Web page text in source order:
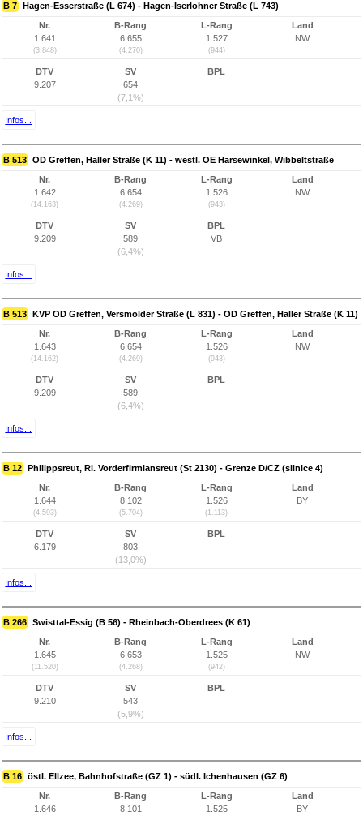
B 7 Hagen-Esserstraße (L 674) - Hagen-Iserlohner Straße (L 743)
Nr.
1.641
(3.848)
B-Rang
6.655
(4.270)
L-Rang
1.527
(944)
Land
NW
DTV
9.207
SV
654
(7,1%)
BPL
Infos...
B 513 OD Greffen, Haller Straße (K 11) - westl. OE Harsewinkel, Wibbeltstraße
Nr.
1.642
(14.163)
B-Rang
6.654
(4.269)
L-Rang
1.526
(943)
Land
NW
DTV
9.209
SV
589
(6,4%)
BPL
VB
Infos...
B 513 KVP OD Greffen, Versmolder Straße (L 831) - OD Greffen, Haller Straße (K 11)
Nr.
1.643
(14.162)
B-Rang
6.654
(4.269)
L-Rang
1.526
(943)
Land
NW
DTV
9.209
SV
589
(6,4%)
BPL
Infos...
B 12 Philippsreut, Ri. Vorderfirmiansreut (St 2130) - Grenze D/CZ (silnice 4)
Nr.
1.644
(4.593)
B-Rang
8.102
(5.704)
L-Rang
1.526
(1.113)
Land
BY
DTV
6.179
SV
803
(13,0%)
BPL
Infos...
B 266 Swisttal-Essig (B 56) - Rheinbach-Oberdrees (K 61)
Nr.
1.645
(11.520)
B-Rang
6.653
(4.268)
L-Rang
1.525
(942)
Land
NW
DTV
9.210
SV
543
(5,9%)
BPL
Infos...
B 16 östl. Ellzee, Bahnhofstraße (GZ 1) - südl. Ichenhausen (GZ 6)
Nr.
1.646
B-Rang
8.101
L-Rang
1.525
Land
BY